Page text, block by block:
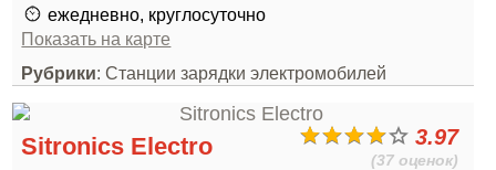
ежедневно, круглосуточно
Показать на карте
Рубрики: Станции зарядки электромобилей
3.97
(37 оценок)
Sitronics Electro